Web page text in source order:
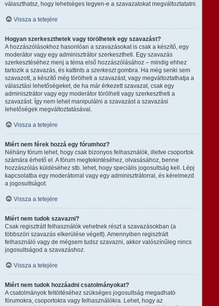
választhatsz, hogy lehetséges legyen-e a szavazatokat megváltoztatatni.
Vissza a tetejére
Hogyan szerkeszthetek vagy törölhetek egy szavazást?
A hozzászólásokhoz hasonlóan a szavazásokat is csak a készítő, egy
moderátor vagy egy adminisztrátor szerkesztheti. Egy szavazás
szerkesztéséhez menj a téma első hozzászólásához – mindig ehhez
tartozik a szavazás, és kattints a szerkesztgombra. Ha még senki sem
szavazott, a készítő még törölheti a szavazást, vagy megváltoztathatja a
választási lehetőségeket, de ha már érkezett szavazat, csak egy
adminisztrátor vagy egy moderátor törölheti vagy szerkesztheti a
szavazást. Így nem lehet manipulálni a szavazást a szavazási
lehetőségek megváltoztatásával.
Vissza a tetejére
Miért nem férek hozzá egy fórumhoz?
Néhány fórum lehet, hogy csak bizonyos felhasználók, illetve csoportok
számára érhető el. A fórum megtekintéséhez, olvasásához, benne
hozzászólás küldéséhez stb. lehet, hogy speciális jogosultság kell. Lépj
kapcsolatba egy moderátorral vagy egy adminisztrátorral, és kérelmezd
a jogosultságot.
Vissza a tetejére
Miért nem tudok szavazni?
Csak regisztrált felhasználók vehetnek részt a szavazásokban (a
többszöri szavazás elkerülése végett). Amennyiben regisztrált
felhasználó vagy de mégsem tudsz szavazni, akkor valószínűleg nincs
jogosultságod a szavazáshoz.
Vissza a tetejére
Miért nem tudok hozzáadni csatolmányokat?
A csatolmányok feltöltéséhez szükséges jogosultság megadható
fórumokra, csoportokra vagy felhasználókra. Lehet, hogy az